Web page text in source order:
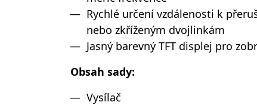
Rychlé určení vzdálenosti k
nebo zkříženým dvojlinkám
Jasný barevný TFT displej pro
Obsah sady:
Vysílač